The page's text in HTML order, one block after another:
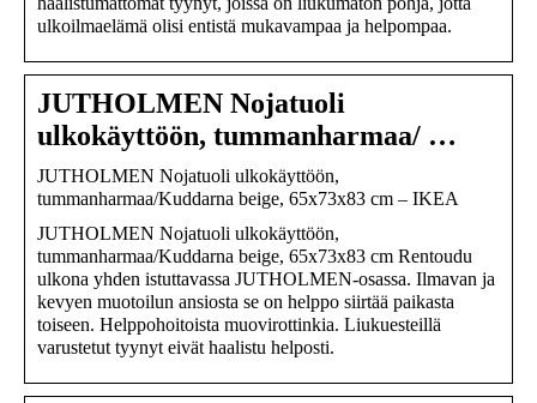
ulkoilmaelämä olisi entistä mukavampaa ja helpompaa.
JUTHOLMEN Nojatuoli
ulkokäyttöön, tummanharmaa/ …
JUTHOLMEN Nojatuoli ulkokäyttöön,
tummanharmaa/Kuddarna beige, 65x73x83 cm – IKEA
JUTHOLMEN Nojatuoli ulkokäyttöön,
tummanharmaa/Kuddarna beige, 65x73x83 cm Rentoudu
ulkona yhden istuttavassa JUTHOLMEN-osassa. Ilmavan ja
kevyen muotoilun ansiosta se on helppo siirtää paikasta
toiseen. Helppohoitoista muovirottinkia. Liukuesteillä
varustetut tyynyt eivät haalistu helposti.